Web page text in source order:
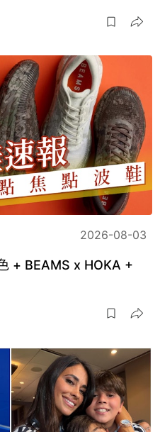
2026-08-03
+ BEAMS x HOKA +